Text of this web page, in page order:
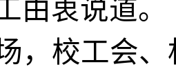
由衷说道。
，校工会